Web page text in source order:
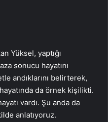
Yüksel, yaptığı
sonucu hayatını
andıklarını belirterek,
da örnek kişilikti.
vardı. Şu anda da
anlatıyoruz.